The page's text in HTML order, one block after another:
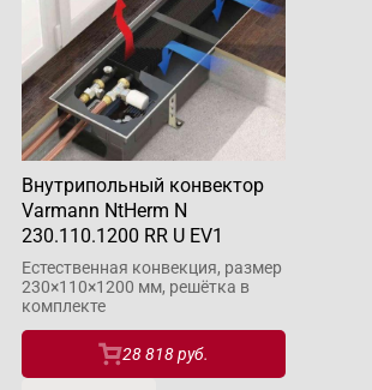
Внутрипольный конвектор
Varmann NtHerm N
230.110.1200 RR U EV1
Естественная конвекция, размер
230×110×1200 мм, решётка в
комплекте
28 818 руб.